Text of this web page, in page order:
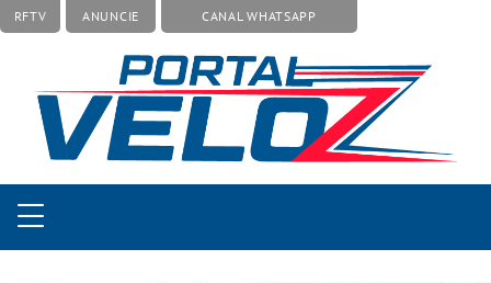
RFTV ANUNCIE CANAL WHATSAPP